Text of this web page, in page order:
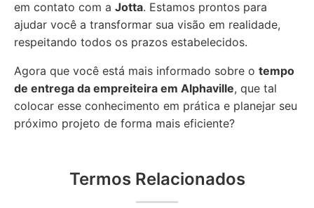
em contato com a Jotta. Estamos prontos para
ajudar você a transformar sua visão em realidade,
respeitando todos os prazos estabelecidos.
Agora que você está mais informado sobre o tempo
de entrega da empreiteira em Alphaville, que tal
colocar esse conhecimento em prática e planejar seu
próximo projeto de forma mais eficiente?
Termos Relacionados